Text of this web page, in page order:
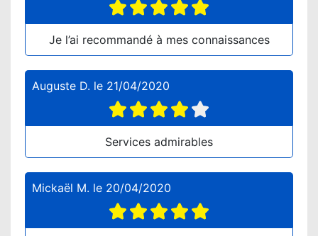
Je l’ai recommandé à mes connaissances
Auguste D. le 21/04/2020
Services admirables
Mickaël M. le 20/04/2020